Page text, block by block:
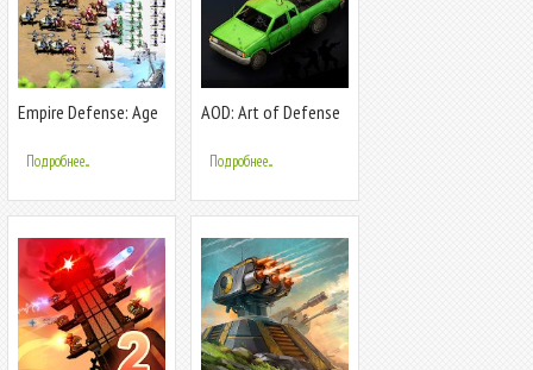
Empire Defense: Age
Defense
Подробнее...
AOD: Art of Defense
Game
Подробнее...